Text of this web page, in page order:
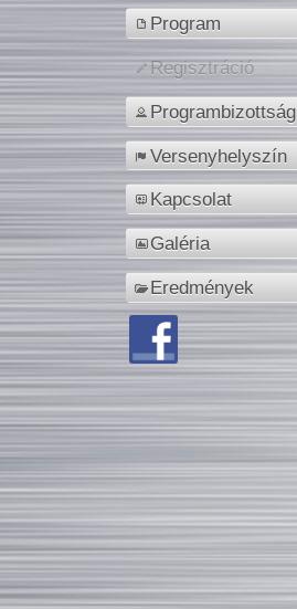
Program
Regisztráció
Programbizottság
Versenyhelyszín
Kapcsolat
Galéria
Eredmények